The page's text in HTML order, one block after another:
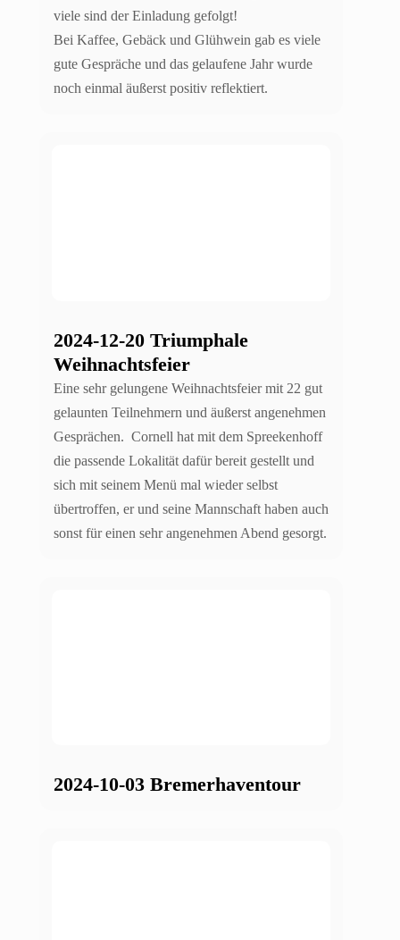
viele sind der Einladung gefolgt!
Bei Kaffee, Gebäck und Glühwein gab es viele
gute Gespräche und das gelaufene Jahr wurde
noch einmal äußerst positiv reflektiert.
2024-12-20 Triumphale
Weihnachtsfeier
Eine sehr gelungene Weihnachtsfeier mit 22 gut
gelaunten Teilnehmern und äußerst angenehmen
Gesprächen. Cornell hat mit dem Spreekenhoff
die passende Lokalität dafür bereit gestellt und
sich mit seinem Menü mal wieder selbst
übertroffen, er und seine Mannschaft haben auch
sonst für einen sehr angenehmen Abend gesorgt.
2024-10-03 Bremerhaventour